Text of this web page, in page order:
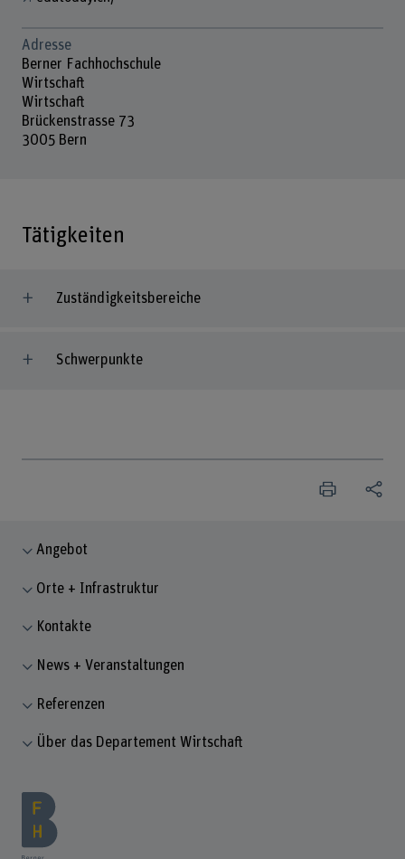
Adresse
Berner Fachhochschule
Wirtschaft
Wirtschaft
Brückenstrasse 73
3005 Bern
Tätigkeiten
Zuständigkeitsbereiche
Schwerpunkte
Angebot
Orte + Infrastruktur
Kontakte
News + Veranstaltungen
Referenzen
Über das Departement Wirtschaft